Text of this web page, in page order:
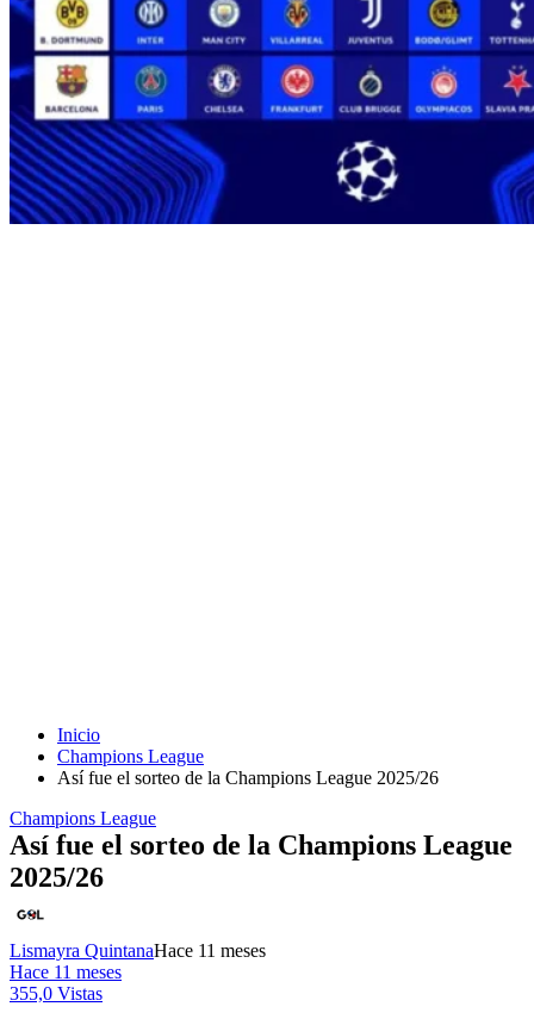
Inicio
Champions League
Así fue el sorteo de la Champions League 2025/26
Champions League
Así fue el sorteo de la Champions League
2025/26
Lismayra QuintanaHace 11 meses
Hace 11 meses
355,0 Vistas